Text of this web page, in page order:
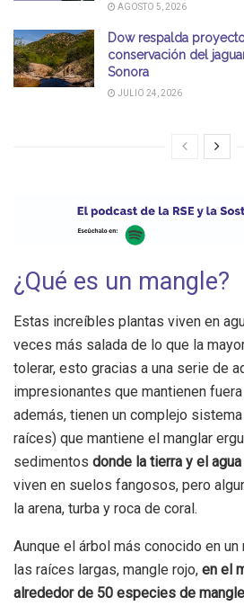
AGOSTO 5, 2026
Dow respalda
conservación del
Sonora
JULIO 24, 2026
¿Qué es un mangle?
Estas increíbles plantas viven en
veces más salada de lo que la
tolerar, esto gracias a una serie de
impresionantes que mantienen
además, tienen un complejo
raíces) que mantiene el manglar
sedimentos donde la tierra y el
viven en suelos fangosos, pero
la arena, turba y roca de coral.
Aunque el árbol más conocido en
las raíces largas, mangle rojo, en el
alrededor de 50 especies de mangle